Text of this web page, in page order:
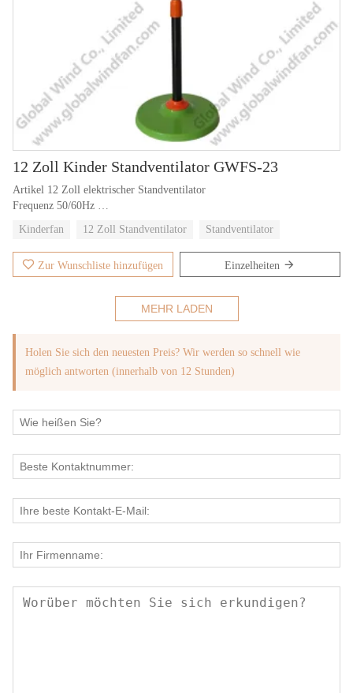
12 Zoll Kinder Standventilator GWFS-23
Artikel 12 Zoll elektrischer Standventilator
Frequenz 50/60Hz
Kinderfan 12 Zoll Standventilator Standventilator
Zur Wunschliste hinzufügen Einzelheiten
MEHR LADEN
Holen Sie sich den neuesten Preis? Wir werden so schnell wie
möglich antworten (innerhalb von 12 Stunden)